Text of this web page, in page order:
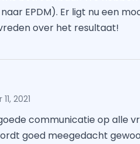
EPDM). Er ligt nu een
over het resultaat!
2021
communicatie op alle
goed meegedacht